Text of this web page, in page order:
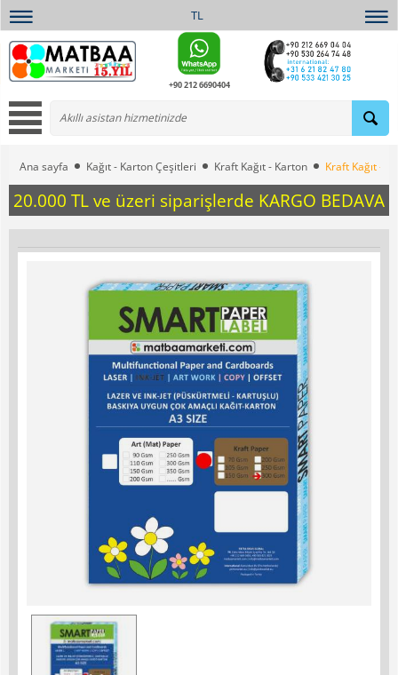
TL
+90 212 6690404
Ana sayfa Kağıt - Karton Çeşitleri Kraft Kağıt - Karton Kraft Kağıt –
20.000 TL ve üzeri siparişlerde KARGO BEDAVA